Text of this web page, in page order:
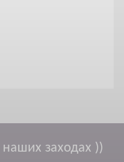
наших заходах ))